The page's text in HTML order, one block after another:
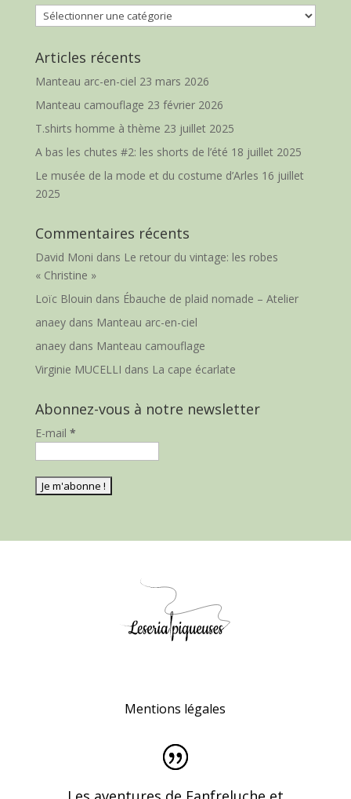
Catégories
Articles récents
Manteau arc-en-ciel 23 mars 2026
Manteau camouflage 23 février 2026
T.shirts homme à thème 23 juillet 2025
A bas les chutes #2: les shorts de l’été 18 juillet 2025
Le musée de la mode et du costume d’Arles 16 juillet
2025
Commentaires récents
David Moni dans Le retour du vintage: les robes
« Christine »
Loïc Blouin dans Ébauche de plaid nomade – Atelier
anaeydans Manteau arc-en-ciel
anaeydans Manteau camouflage
Virginie MUCELLI dans La cape écarlate
Abonnez-vous à notre newsletter
E-mail *
Mentions légales